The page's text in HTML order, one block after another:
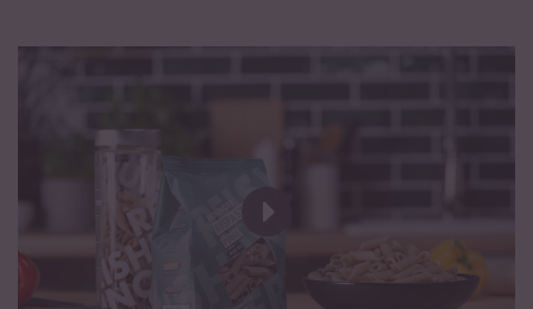
davon gesättigte Fettsäuren 0 g
Vollkorn Reismehl. Kann Spuren von
Unterschiede in der Farbgebung unserer Pasta sind auf
natürliche Abweichungen des Rohmaterials zurückzuführen.